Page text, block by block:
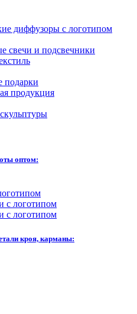
диффузоры с логотипом
свечи и подсвечники
подарки
продукция
оптом:
с логотипом
с логотипом
кроя, карманы: